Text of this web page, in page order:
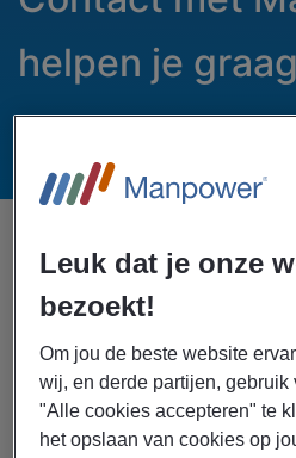
helpen je graag
Neem contact
Informatie voor
Informatie voor werkgevers
Leuk dat je onze
bezoekt!
Om jou de beste website
wij, en derde partijen, gebruik
"Alle cookies accepteren" te
het opslaan van cookies op